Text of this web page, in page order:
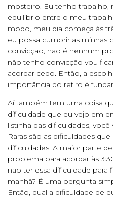
mosteiro. Eu tenho trabalho,
equilíbrio entre o meu
modo, meu dia começa às
eu possa cumprir as minhas
convicção, não é nenhum
não tenho convicção vou
acordar cedo. Então, a
importância do retiro é
Aí também tem uma coisa
dificuldade que eu vejo em
listinha das dificuldades,
Raras são as dificuldades
dificuldades. A maior parte
problema para acordar às
não ter essa dificuldade para
manhã? É uma pergunta
Então, qual a dificuldade de